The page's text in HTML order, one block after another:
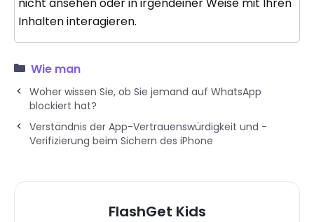
Inhalten interagieren.
Wie man
Woher wissen Sie, ob Sie jemand auf WhatsApp
blockiert hat?
Verständnis der App-Vertrauenswürdigkeit und -
Verifizierung beim Sichern des iPhone
FlashGet Kids